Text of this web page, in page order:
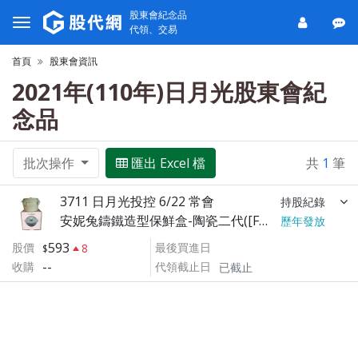
股東會紀念品
代領、交易
首頁 股東會資訊
2021年(110年)日月光股東會紀
念品
批次操作 匯出 Excel 檔 共 1 筆
3711 日月光投控 6/22 常會 持股紀錄
安妮兔鑄鐵造型保鮮盒-陶瓷二代([F5])
歷年發放
股價
593
8
收購 --
最後買進日
代領截止日
已截止